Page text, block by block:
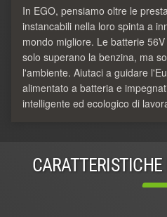
In EGO, pensiamo oltre le
instancabili nella loro spinta a
mondo migliore. Le batterie
solo superano la benzina, ma
l'ambiente. Aiutaci a guidare
alimentato a batteria e
intelligente ed ecologico di